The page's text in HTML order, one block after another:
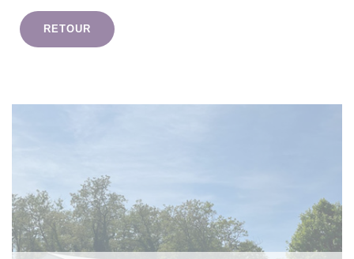
RETOUR